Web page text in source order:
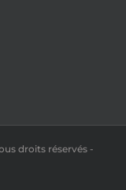
droits réservés -